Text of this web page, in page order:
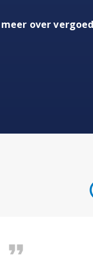
meer over
format_quote